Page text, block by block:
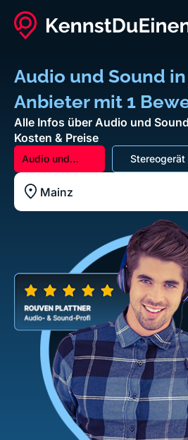
Audio und Sound
Anbieter mit 1
Alle Infos über Audio und
Kosten & Preise
Audio und
Sound
Stereogerät
Standort z.B. Frankfurt am Main